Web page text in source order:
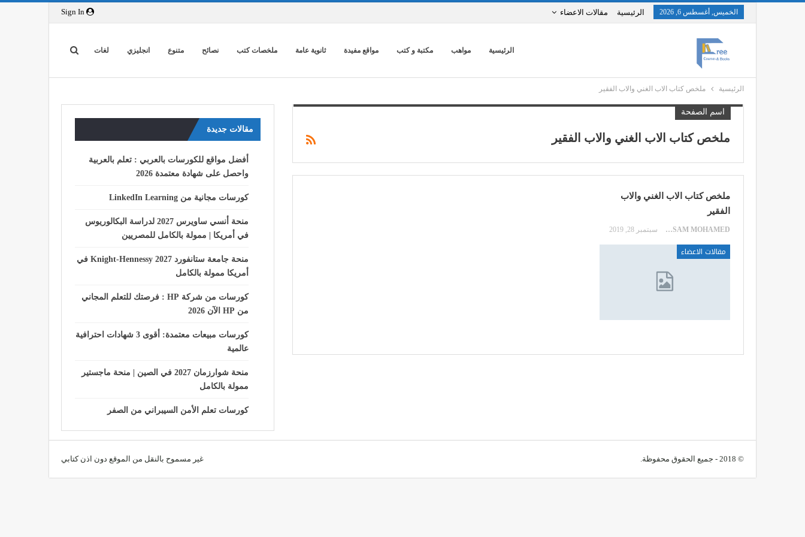
الخميس, أغسطس 6, 2026 الرئيسية مقالات الاعضاء
الرئيسية مواهب مكتبة و كتب مواقع مفيدة ثانوية عامة ملخصات كتب نصائح متنوع انجليزي لغات
الرئيسية ملخص كتاب الاب الغني والاب الفقير
اسم الصفحة
ملخص كتاب الاب الغني والاب الفقير
ملخص كتاب الاب الغني والاب
الفقير
HOSSAM MOHAMED سبتمبر 28, 2019
مقالات الاعضاء
مقالات جديدة
أفضل مواقع للكورسات بالعربي : تعلم بالعربية
واحصل على شهادة معتمدة 2026
كورسات مجانية من LinkedIn Learning
منحة أنسي ساويرس 2027 لدراسة البكالوريوس
في أمريكا | ممولة بالكامل للمصريين
منحة جامعة ستانفورد Knight-Hennessy 2027 في
أمريكا ممولة بالكامل
كورسات من شركة HP : فرصتك للتعلم المجاني
من HP الآن 2026
كورسات مبيعات معتمدة: أقوى 3 شهادات احترافية
عالمية
منحة شوارزمان 2027 في الصين | منحة ماجستير
ممولة بالكامل
كورسات تعلم الأمن السيبراني من الصفر
© 2018 - جميع الحقوق محفوظة. غير مسموح بالنقل من الموقع دون اذن كتابي